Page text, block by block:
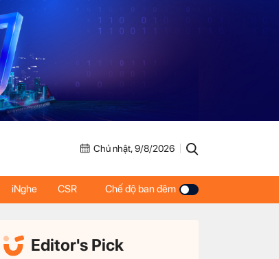
Chủ nhật, 9/8/2026
iNghe CSR Chế độ ban đêm
Editor's Pick